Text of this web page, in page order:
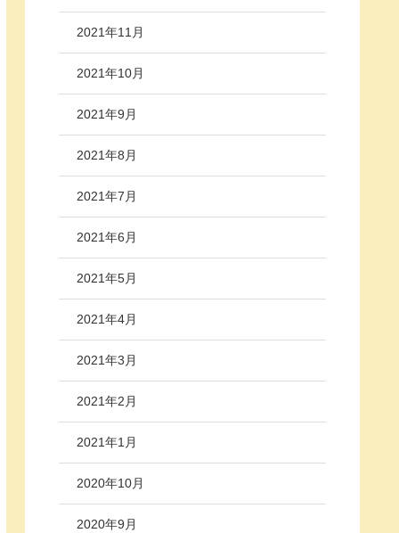
2021年11月
2021年10月
2021年9月
2021年8月
2021年7月
2021年6月
2021年5月
2021年4月
2021年3月
2021年2月
2021年1月
2020年10月
2020年9月